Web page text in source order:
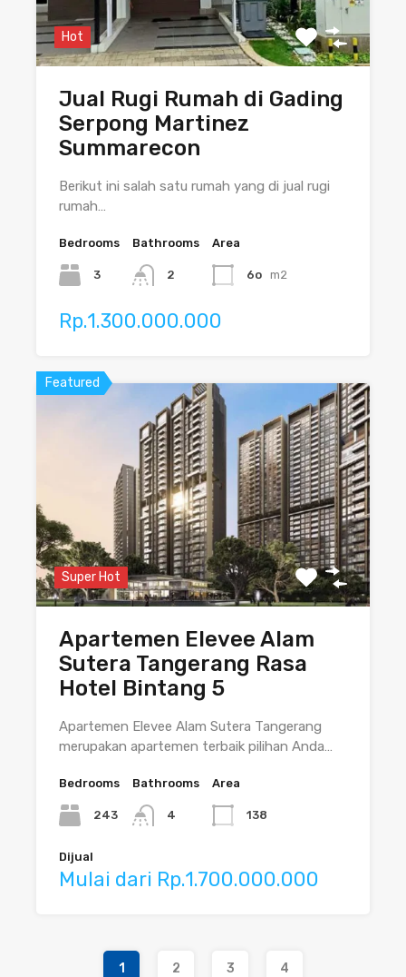
Hot
Jual Rugi Rumah di Gading
Serpong Martinez
Summarecon
Berikut ini salah satu rumah yang di jual rugi
rumah…
Bedrooms
3
Bathrooms
2
Area
6o m2
Rp.1.300.000.000
Featured
Super Hot
Apartemen Elevee Alam
Sutera Tangerang Rasa
Hotel Bintang 5
Apartemen Elevee Alam Sutera Tangerang
merupakan apartemen terbaik pilihan Anda…
Bedrooms
243
Bathrooms
4
Area
138
Dijual
Mulai dari Rp.1.700.000.000
1 2 3 4